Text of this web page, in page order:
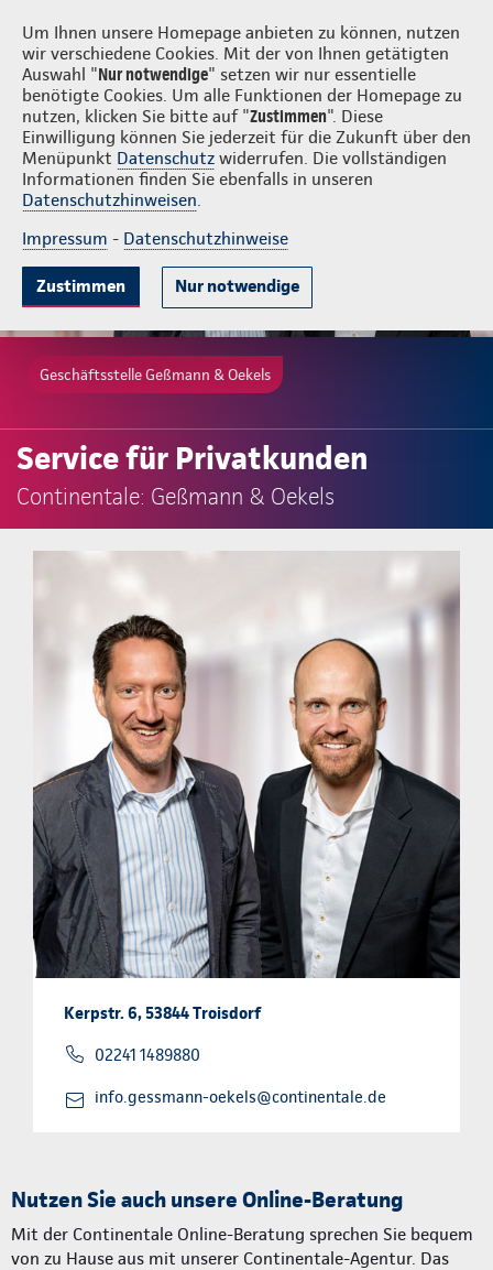
Um Ihnen unsere Homepage anbieten zu können, nutzen
wir verschiedene Cookies. Mit der von Ihnen getätigten
Auswahl "Nur notwendige" setzen wir nur essentielle
benötigte Cookies. Um alle Funktionen der Homepage zu
nutzen, klicken Sie bitte auf "Zustimmen". Diese
Einwilligung können Sie jederzeit für die Zukunft über den
Menüpunkt Datenschutz widerrufen. Die vollständigen
Informationen finden Sie ebenfalls in unseren
Datenschutzhinweisen.
Impressum - Datenschutzhinweise
Zustimmen Nur notwendige
Geßmann & Oekels Login
Geschäftsstelle Geßmann & Oekels
Service für Privatkunden
Continentale: Geßmann & Oekels
Kerpstr. 6, 53844 Troisdorf
02241 1489880
info.gessmann-oekels@continentale.de
Nutzen Sie auch unsere Online-Beratung
Mit der Continentale Online-Beratung sprechen Sie bequem
von zu Hause aus mit unserer Continentale-Agentur. Das